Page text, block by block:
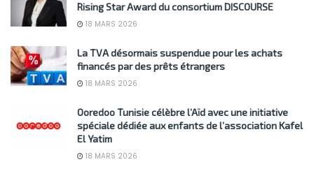
Rising Star Award du consortium DISCOURSE
18 MARS 2026
La TVA désormais suspendue pour les achats
financés par des prêts étrangers
18 MARS 2026
Ooredoo Tunisie célèbre l’Aïd avec une initiative
spéciale dédiée aux enfants de l’association Kafel
El Yatim
18 MARS 2026